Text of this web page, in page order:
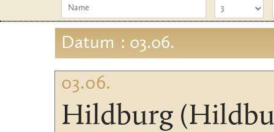
Datum : 03.06.
03.06.
Hildburg